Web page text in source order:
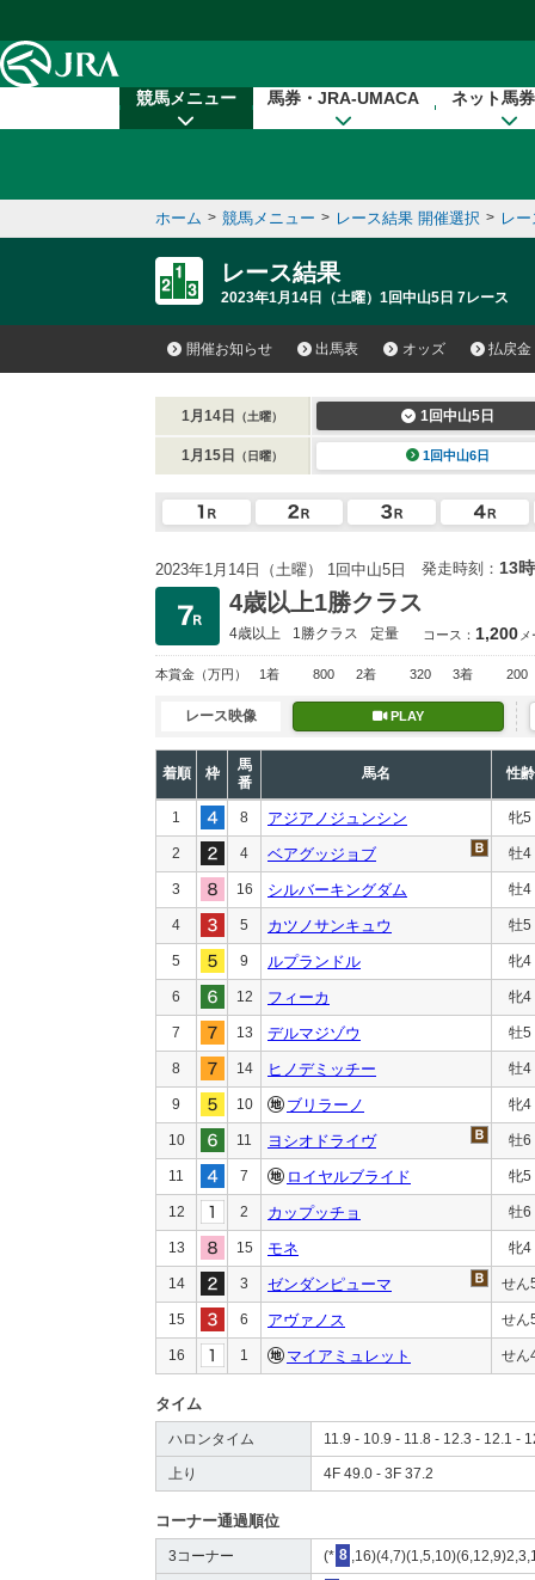
競馬メニュー 馬券・JRA-UMACA ネット馬
ホーム > 競馬メニュー > レース結果 開催選択 > レ
レース結果
2023年1月14日（土曜）1回中山5日 7レース
開催お知らせ 出馬表 オッズ 払戻金
1月14日 （土曜） 1回中山5日
1月15日 （日曜） 1回中山6日
2023年1月14日（土曜） 1回中山5日 発走時刻： 13
4歳以上1勝クラス
4歳以上 1勝クラス 定量 コース： 1,200
本賞金 （万円） 1着 800 2着 320 3着 200
レース映像 PLAY
着順 枠
馬
番
馬名 性齢
1 8 アジアノジュンシン 牝5
2 4 ベアグッジョブ 牡4
3 16 シルバーキングダム 牡4
4 5 カツノサンキュウ 牡5
5 9 ルプランドル 牝4
6 12 フィーカ 牝4
7 13 デルマジゾウ 牡5
8 14 ヒノデミッチー 牡4
9 10 ブリラーノ 牝4
10 11 ヨシオドライヴ 牡6
11 7 ロイヤルブライド 牝5
12 2 カップッチョ 牡6
13 15 モネ 牝4
14 3 ゼンダンピューマ せん
15 6 アヴァノス せん
16 1 マイアミュレット せん
タイム
ハロンタイム 11.9 - 10.9 - 11.8 - 12.3 - 12.1 -
上り 4F 49.0 - 3F 37.2
コーナー通過順位
3コーナー (* 8